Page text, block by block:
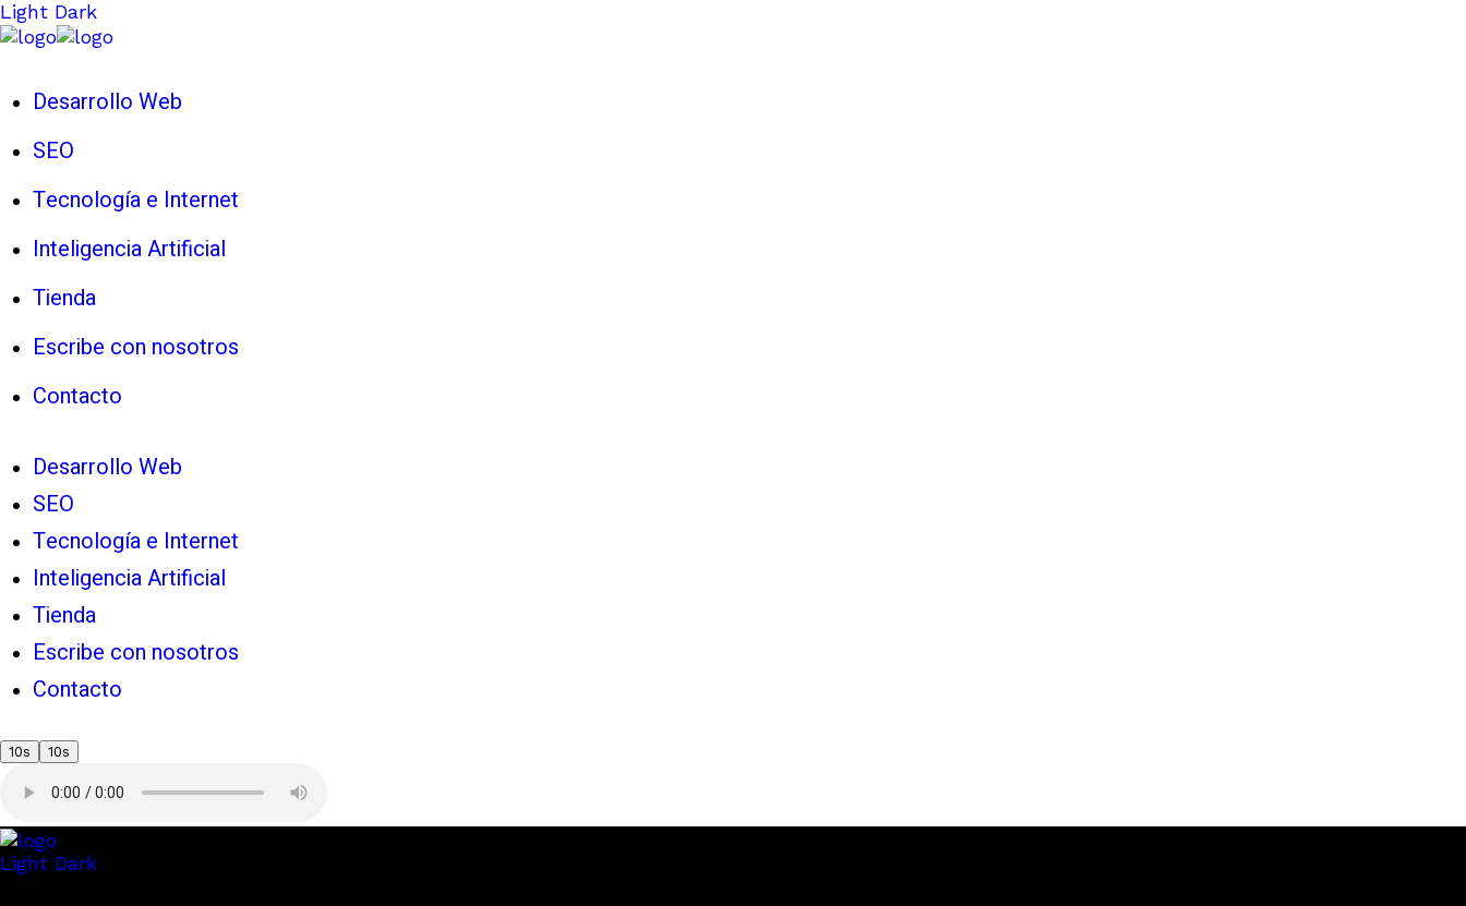
Light Dark
Desarrollo Web
SEO
Tecnología e Internet
Inteligencia Artificial
Tienda
Escribe con nosotros
Contacto
Desarrollo Web
SEO
Tecnología e Internet
Inteligencia Artificial
Tienda
Escribe con nosotros
Contacto
10s 10s
Light Dark